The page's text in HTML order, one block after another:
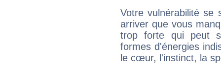
Votre vulnérabilité se
arriver que vous
trop forte qui peut
formes d'énergies
le cœur, l'instinct, la